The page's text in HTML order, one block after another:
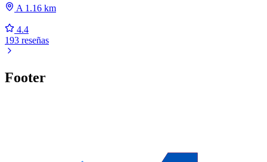
A 1.16 km
4.4
193 reseñas
Footer